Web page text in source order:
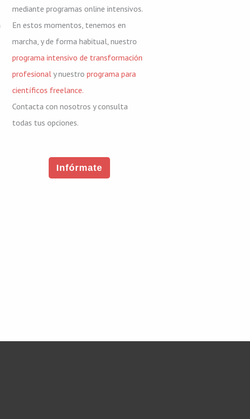
mediante programas online intensivos.
En estos momentos, tenemos en
marcha, y de forma habitual, nuestro
programa intensivo de transformación
profesional y nuestro programa para
científicos freelance.
Contacta con nosotros y consulta
todas tus opciones.
Infórmate